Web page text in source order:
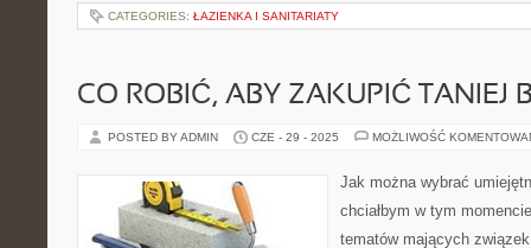
CATEGORIES: ŁAZIENKA I SANITARIATY
CO ROBIĆ, ABY ZAKUPIĆ TANIEJ
POSTED BY ADMIN CZE - 29 - 2025 MOŻLIWOŚĆ
Jak można wybrać
chciałbym w tym
tematów mających